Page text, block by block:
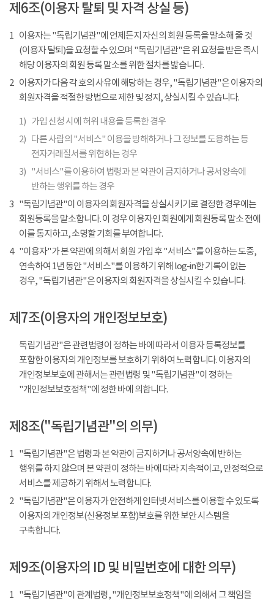
제6조(이용자 탈퇴 및 자격 상실 등)
1 이용자는 "독립기념관"에 언제든지 자신의 회원 등록을 말소해 줄 것
(이용자 탈퇴)을 요청할 수 있으며 "독립기념관"은 위 요청을 받은 즉시
해당 이용자의 회원 등록 말소를 위한 절차를 밟습니다.
2 이용자가 다음 각 호의 사유에 해당하는 경우, "독립기념관"은 이용자의
회원자격을 적절한 방법으로 제한 및 정지, 상실시킬 수 있습니다.
1) 가입 신청 시에 허위 내용을 등록한 경우
2) 다른 사람의 "서비스" 이용을 방해하거나 그 정보를 도용하는 등
전자거래질서를 위협하는 경우
3) "서비스"를 이용하여 법령과 본 약관이 금지하거나 공서양속에
반하는 행위를 하는 경우
3 "독립기념관"이 이용자의 회원자격을 상실시키기로 결정한 경우에는
회원등록을 말소합니다. 이 경우 이용자인 회원에게 회원등록 말소 전에
이를 통지하고, 소명할 기회를 부여합니다.
4
"이용자"가 본 약관에 의해서 회원 가입 후 "서비스"를 이용하는 도중,
연속하여 1년 동안 "서비스"를 이용하기 위해 log-in한 기록이 없는
경우, "독립기념관"은 이용자의 회원자격을 상실시킬 수 있습니다.
제7조(이용자의 개인정보보호)
독립기념관"은 관련법령이 정하는 바에 따라서 이용자 등록정보를
포함한 이용자의 개인정보를 보호하기 위하여 노력합니다. 이용자의
개인정보보호에 관해서는 관련법령 및 "독립기념관"이 정하는
"개인정보보호정책"에 정한 바에 의합니다.
제8조("독립기념관"의 의무)
1 "독립기념관"은 법령과 본 약관이 금지하거나 공서양속에 반하는
행위를 하지 않으며 본 약관이 정하는 바에 따라 지속적이고, 안정적으로
서비스를 제공하기 위해서 노력합니다.
2 "독립기념관"은 이용자가 안전하게 인터넷 서비스를 이용할 수 있도록
이용자의 개인정보(신용정보 포함)보호를 위한 보안 시스템을
구축합니다.
제9조(이용자의 ID 및 비밀번호에 대한 의무)
1 "독립기념관"이 관계법령, "개인정보보호정책"에 의해서 그 책임을